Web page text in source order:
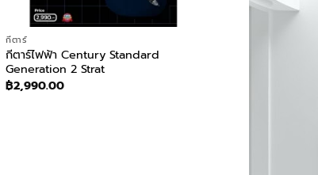
กีตาร์
กีตาร์ไฟฟ้า Century Standard
Generation 2 Strat
฿2,990.00